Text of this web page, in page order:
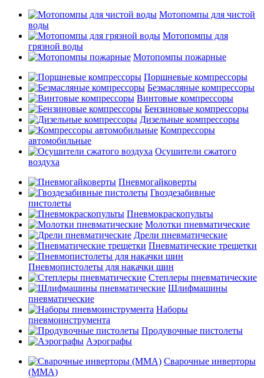
Мотопомпы для чистой
воды
Мотопомпы для
грязной воды
Мотопомпы пожарные
Поршневые компрессоры
Безмасляные компрессоры
Винтовые компрессоры
Бензиновые компрессоры
Дизельные компрессоры
Компрессоры
автомобильные
Осушители сжатого
воздуха
Пневмогайковерты
Гвоздезабивные
пистолеты
Пневмокраскопульты
Молотки пневматические
Дрели пневматические
Пневматические трещетки
Пневмопистолеты для накачки шин
Степлеры пневматические
Шлифмашины
пневматические
Наборы
пневмоинструмента
Продувочные пистолеты
Аэрографы
Сварочные инверторы
(MMA)